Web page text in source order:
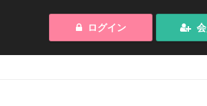
ログイン